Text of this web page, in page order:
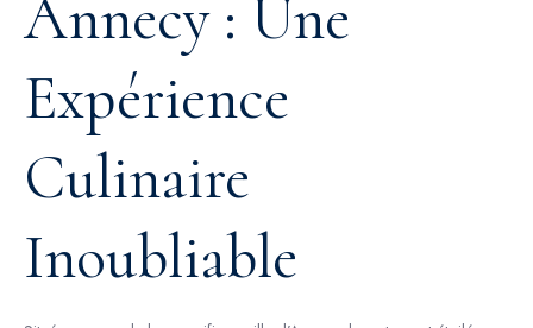
Annecy : Une
Expérience
Culinaire
Inoubliable